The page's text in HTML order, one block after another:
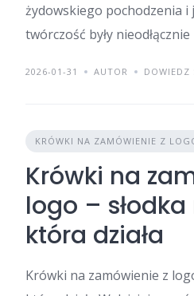
żydowskiego pochodzenia i
twórczość były
2026-01-31 AUTOR DOWIEDZ
KRÓWKI NA ZAMÓWIENIE Z
Krówki na
logo –
która działa
Krówki na zamówienie z